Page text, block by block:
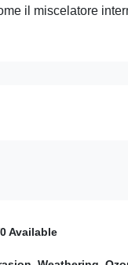
il miscelatore
Available